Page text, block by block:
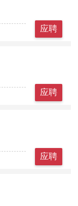
应聘
应聘
应聘